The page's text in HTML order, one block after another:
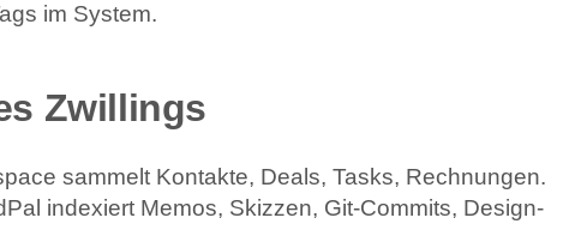
im System.
Zwillings
sammelt Kontakte, Deals, Tasks, Rechnungen.
indexiert Memos, Skizzen, Git-Commits, Design-